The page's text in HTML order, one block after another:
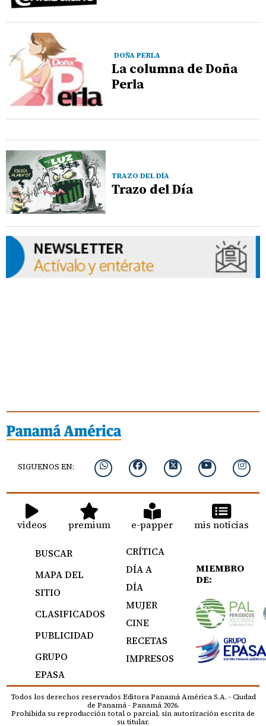
DOÑA PERLA
La columna de Doña
Perla
TRAZO DEL DÍA
Trazo del Día
SIGUENOS EN:
videos premium e-papper mis noticias
BUSCAR
MAPA DEL
SITIO
CLASIFICADOS
PUBLICIDAD
GRUPO
EPASA
CRÍTICA
DÍA A
DÍA
MUJER
CINE
RECETAS
IMPRESOS
MIEMBRO
DE:
Todos los derechos reservados Editora Panamá América S.A. - Ciudad
de Panamá - Panamá 2026.
Prohibida su reproducción total o parcial, sin autorización escrita de
su titular.